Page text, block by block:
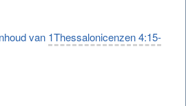
van 1Thessalonicenzen 4:15-